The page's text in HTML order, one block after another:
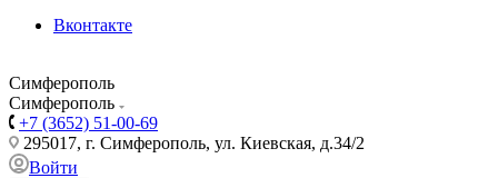
Вконтакте
Симферополь
Симферополь
+7 (3652) 51-00-69
295017, г. Симферополь, ул. Киевская, д.34/2
Войти